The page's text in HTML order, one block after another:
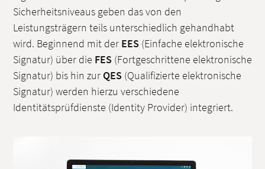
Sicherheitsniveaus geben das von den
Leistungsträgern teils unterschiedlich gehandhabt
wird. Beginnend mit der EES(Einfache elektronische
Signatur) über die FES(Fortgeschrittene elektronische
Signatur) bis hin zur QES(Qualifizierte elektronische
Signatur) werden hierzu verschiedene
Identitätsprüfdienste (Identity Provider) integriert.